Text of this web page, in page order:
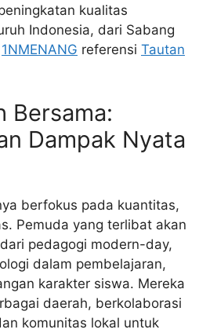
kualitas
Indonesia, dari Sabang
1NMENANG referensi Tautan
Bersama:
Dampak Nyata
berfokus pada kuantitas,
Pemuda yang terlibat akan
pedagogi modern-day,
dalam pembelajaran,
karakter siswa. Mereka
daerah, berkolaborasi
komunitas lokal untuk